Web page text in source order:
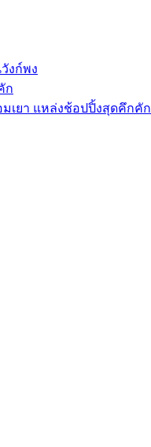
งก์พง
ก
มเยา แหล่งช้อปปิ้งสุดคึกคัก